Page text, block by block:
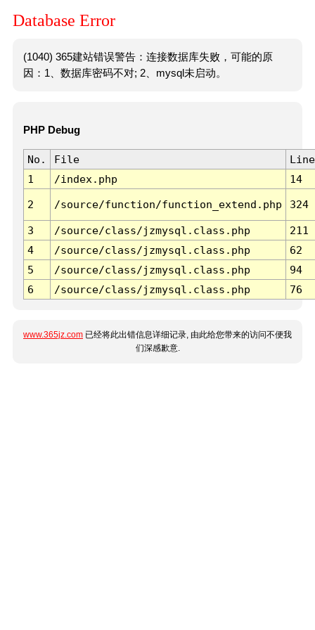
Database Error
(1040) 365建站错误警告：连接数据库失败，可能的原
因：1、数据库密码不对; 2、mysql未启动。
PHP Debug
No. File
Line
1
/index.php 14
2 /source/function/function_extend.php 324
3 /source/class/jzmysql.class.php
211
4
/source/class/jzmysql.class.php
62
5
/source/class/jzmysql.class.php
94
6
/source/class/jzmysql.class.php 76
www.365jz.com 已经将此出错信息详细记录, 由此给您带来的访问不便我
们深感歉意.